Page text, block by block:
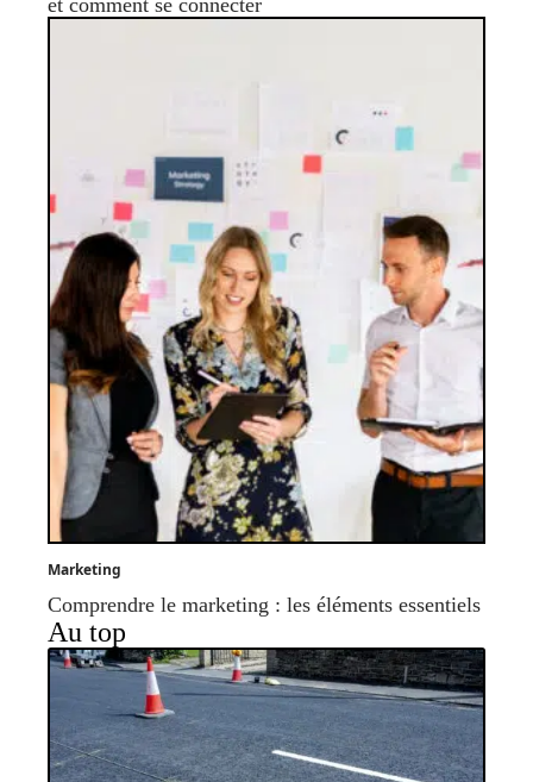
Marketing
Comprendre le marketing : les éléments essentiels
Au top